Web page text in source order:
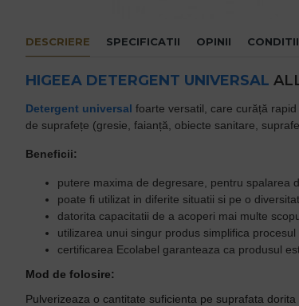
DESCRIERE SPECIFICATII OPINII
HIGEEA DETERGENT UNIVERSAL
Detergent universal foarte versatil, care curăță
de suprafețe (gresie, faianță, obiecte sanitare,
Beneficii:
putere maxima de degresare, pentru spalarea
poate fi utilizat in diferite situatii si pe o
datorita capacitatii de a acoperi mai multe
utilizarea unui singur produs simplifica
certificarea Ecolabel garanteaza ca produsul
Mod de folosire:
Pulverizeaza o cantitate suficienta pe suprafata